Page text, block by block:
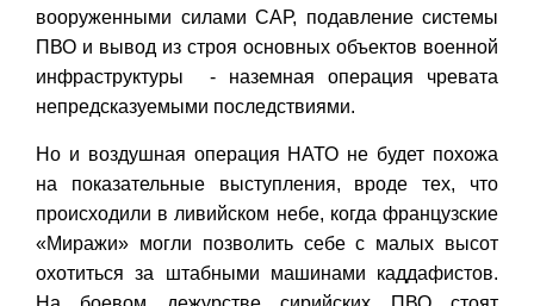
вооруженными силами САР, подавление системы
ПВО и вывод из строя основных объектов военной
инфраструктуры - наземная операция чревата
непредсказуемыми последствиями.
Но и воздушная операция НАТО не будет похожа
на показательные выступления, вроде тех, что
происходили в ливийском небе, когда французские
«Миражи» могли позволить себе с малых высот
охотиться за штабными машинами каддафистов.